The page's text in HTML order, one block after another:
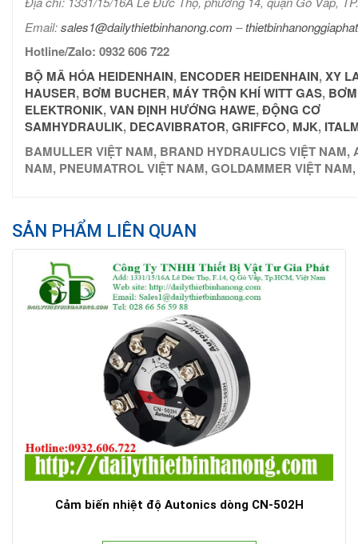
Email:sales1@dailythietbinhanong.com –
Hotline/Zalo: 0932 606 722
BỘ MÃ HÓA HEIDENHAIN, ENCODER HEIDENHAIN,XY
HAUSER, BƠM BUCHER, MÁY TRỘN KHÍ WITT GAS,
ELEKTRONIK,VAN ĐỊNH HƯỚNG HAWE,ĐỘNG CƠ
SAMHYDRAULIK, DECAVIBRATOR,GRIFFCO, MJK,
BAMULLER VIỆT NAM, BRAND HYDRAULICS VIỆT NAM,
NAM, PNEUMATROL VIỆT NAM, GOLDAMMER VIỆT
SẢN PHẨM LIÊN QUAN
Cảm biến nhiệt độ Autonics dòng CN-502H